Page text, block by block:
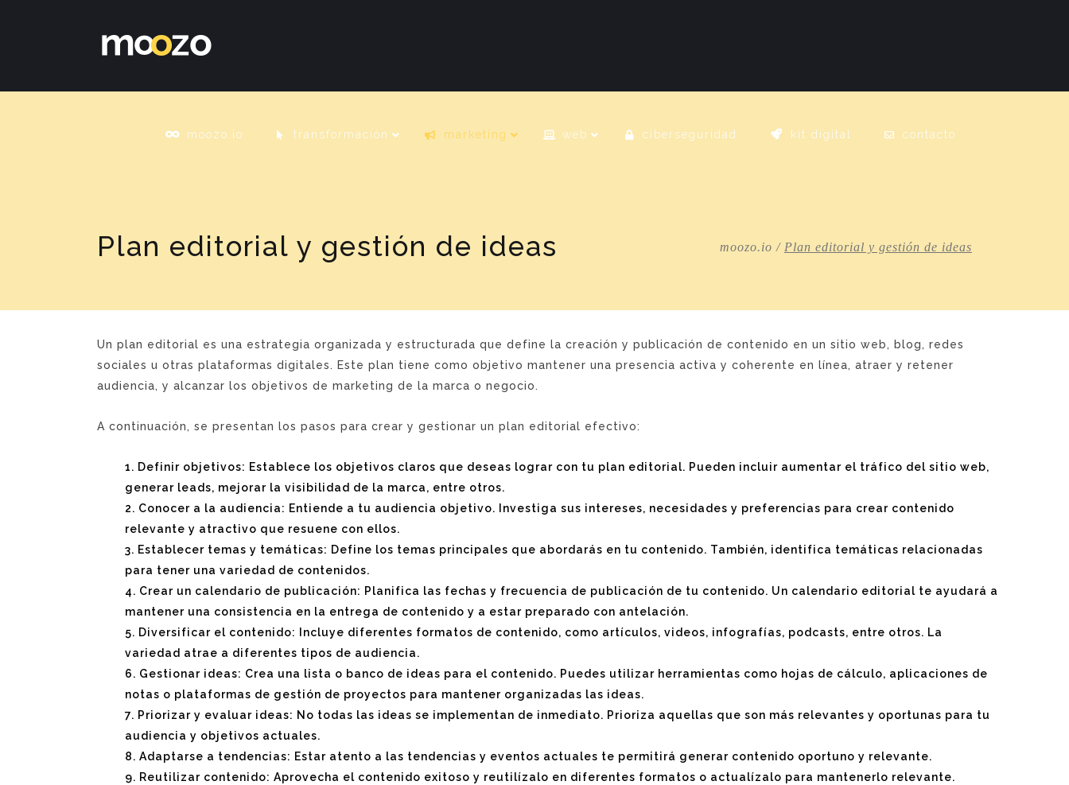
moozo.io transformación marketing web ciberseguridad kit digital contacto
Plan editorial y gestión de ideas moozo.io / Plan editorial y gestión de ideas
Un plan editorial es una estrategia organizada y estructurada que define la creación y publicación de contenido en un sitio web, blog, redes
sociales u otras plataformas digitales. Este plan tiene como objetivo mantener una presencia activa y coherente en línea, atraer y retener
audiencia, y alcanzar los objetivos de marketing de la marca o negocio.
A continuación, se presentan los pasos para crear y gestionar un plan editorial efectivo:
Definir objetivos: Establece los objetivos claros que deseas lograr con tu plan editorial. Pueden incluir aumentar el tráfico del sitio web,
generar leads, mejorar la visibilidad de la marca, entre otros.
Conocer a la audiencia: Entiende a tu audiencia objetivo. Investiga sus intereses, necesidades y preferencias para crear contenido
relevante y atractivo que resuene con ellos.
Establecer temas y temáticas: Define los temas principales que abordarás en tu contenido. También, identifica temáticas relacionadas
para tener una variedad de contenidos.
Crear un calendario de publicación: Planifica las fechas y frecuencia de publicación de tu contenido. Un calendario editorial te ayudará a
mantener una consistencia en la entrega de contenido y a estar preparado con antelación.
Diversificar el contenido: Incluye diferentes formatos de contenido, como artículos, videos, infografías, podcasts, entre otros. La
variedad atrae a diferentes tipos de audiencia.
Gestionar ideas: Crea una lista o banco de ideas para el contenido. Puedes utilizar herramientas como hojas de cálculo, aplicaciones de
notas o plataformas de gestión de proyectos para mantener organizadas las ideas.
Priorizar y evaluar ideas: No todas las ideas se implementan de inmediato. Prioriza aquellas que son más relevantes y oportunas para tu
audiencia y objetivos actuales.
Adaptarse a tendencias: Estar atento a las tendencias y eventos actuales te permitirá generar contenido oportuno y relevante.
Reutilizar contenido: Aprovecha el contenido exitoso y reutilízalo en diferentes formatos o actualízalo para mantenerlo relevante.